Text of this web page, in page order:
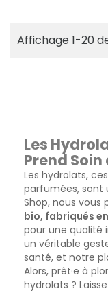
Affichage 1-20
Les
Prend Soin
Les hydrolats,
parfumées, sont
Shop, nous vous
bio, fabriqués
pour une qualité
un véritable
santé, et notre
Alors, prêt·e à
hydrolats ?